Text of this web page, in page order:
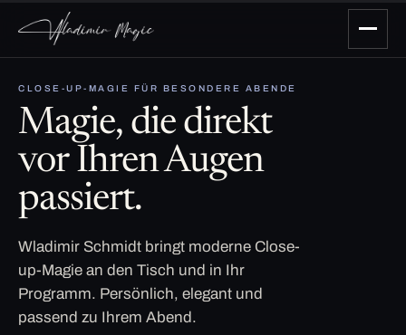
CLOSE-UP-MAGIE FÜR BESONDERE ABENDE
Magie, die direkt
vor Ihren Augen
passiert.
Wladimir Schmidt bringt moderne Close-
up-Magie an den Tisch und in Ihr
Programm. Persönlich, elegant und
passend zu Ihrem Abend.